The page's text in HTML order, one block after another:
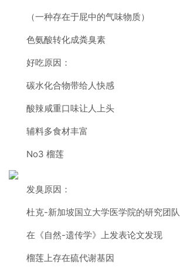
（一种存在于屁中的气味物质）
色氨酸转化成粪臭素
好吃原因：
碳水化合物带给人快感
酸辣咸重口味让人上头
辅料多食材丰富
No3 榴莲
发臭原因：
杜克-新加坡国立大学医学院的研究团队
在《自然-遗传学》上发表论文发现
榴莲上存在硫代谢基因